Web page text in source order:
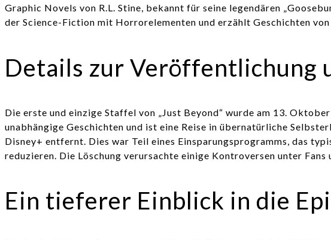
Graphic Novels von R.L. Stine, bekannt für seine legendären
der Science-Fiction mit Horrorelementen und erzählt Geschichten
Details zur Veröffentlichung
Die erste und einzige Staffel von „Just Beyond“ wurde am 13.
unabhängige Geschichten und ist eine Reise in übernatürliche
Disney+ entfernt. Dies war Teil eines Einsparungsprogramms, das
reduzieren. Die Löschung verursachte einige Kontroversen unter
Ein tieferer Einblick in die